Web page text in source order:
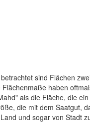
sind Flächen
haben
als die Fläche, die
die mit dem Saatgut,
und sogar von Stadt